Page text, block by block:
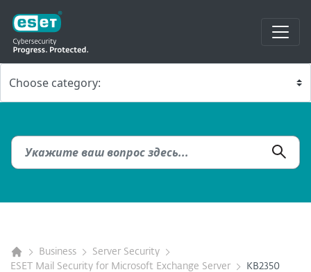
Business
Server Security
ESET Mail Security for Microsoft Exchange Server
KB2350